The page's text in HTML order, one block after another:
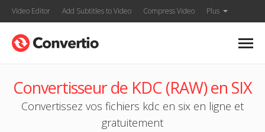
Video Editor Add Subtitles to Video Compress Video Plus
Convertisseur de KDC (RAW) en SIX
Convertissez vos fichiers kdc en six en ligne et
gratuitement